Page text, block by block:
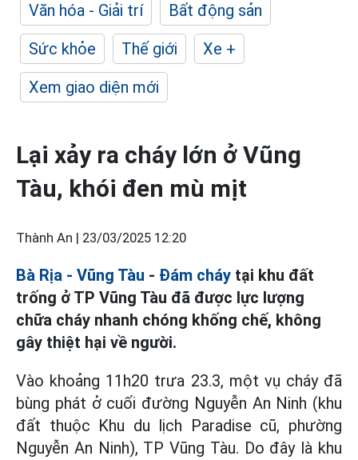
Văn hóa - Giải trí
Bất động sản
Sức khỏe
Thế giới
Xe +
Xem giao diện mới
Lại xảy ra cháy lớn ở Vũng
Tàu, khói đen mù mịt
Thành An | 23/03/2025 12:20
Bà Rịa - Vũng Tàu - Đám cháy tại khu đất
trống ở TP Vũng Tàu đã được lực lượng
chữa cháy nhanh chóng khống chế, không
gây thiệt hại về người.
Vào khoảng 11h20 trưa 23.3, một vụ cháy đã
bùng phát ở cuối đường Nguyễn An Ninh (khu
đất thuộc Khu du lịch Paradise cũ, phường
Nguyễn An Ninh), TP Vũng Tàu. Do đây là khu